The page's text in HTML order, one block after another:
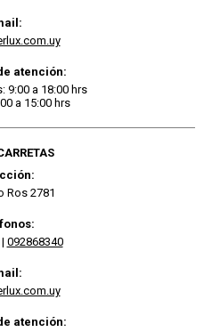
atención:
9:00 a 18:00 hrs
a 15:00 hrs
Ros 2781
| 092868340
atención: